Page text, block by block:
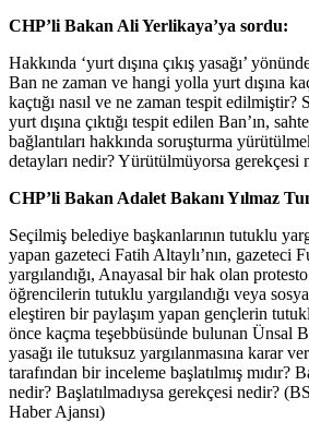
CHP’li Bakan Ali Yerlikaya’ya sordu:
Hakkında ‘yurt dışına çıkış yasağı’
Ban ne zaman ve hangi yolla yurt dışına
kaçtığı nasıl ve ne zaman tespit
yurt dışına çıktığı tespit edilen Ban’ın,
bağlantıları hakkında soruşturma
detayları nedir? Yürütülmüyorsa gerekçesi
CHP’li Bakan Adalet Bakanı Yılmaz
Seçilmiş belediye başkanlarının tutuklu
yapan gazeteci Fatih Altaylı’nın, gazeteci
yargılandığı, Anayasal bir hak olan
öğrencilerin tutuklu yargılandığı veya
eleştiren bir paylaşım yapan gençlerin
önce kaçma teşebbüsünde bulunan Ünsal
yasağı ile tutuksuz yargılanmasına karar
tarafından bir inceleme başlatılmış mıdır?
nedir? Başlatılmadıysa gerekçesi nedir?
Haber Ajansı)